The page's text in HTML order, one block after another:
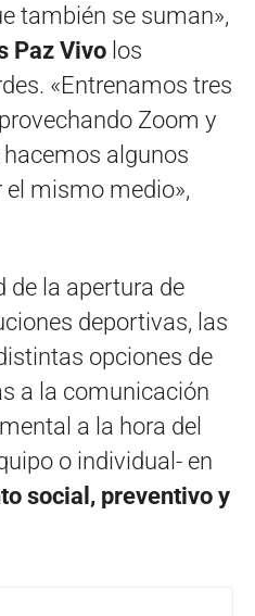
también se suman»,
Paz Vivo los
«Entrenamos tres
Zoom y
algunos
mismo medio»,
de la apertura de
deportivas, las
opciones de
a la comunicación
a la hora del
o individual- en
social, preventivo y